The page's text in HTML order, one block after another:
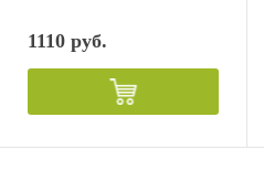
1110 руб.